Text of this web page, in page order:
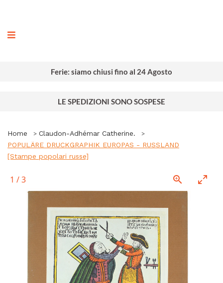
Ferie: siamo chiusi fino al 24 Agosto
LE SPEDIZIONI SONO SOSPESE
Home
Claudon-Adhémar Catherine.
POPULÄRE DRUCKGRAPHIK EUROPAS - RUSSLAND
[Stampe popolari russe]
1 /3